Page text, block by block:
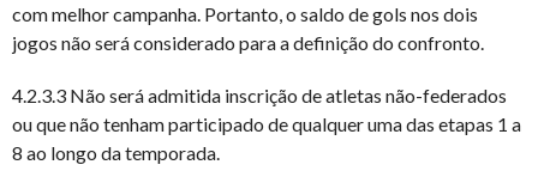
com melhor campanha. Portanto, o saldo de gols nos dois
jogos não será considerado para a definição do confronto.
4.2.3.3 Não será admitida inscrição de atletas não-federados
ou que não tenham participado de qualquer uma das etapas 1 a
8 ao longo da temporada.